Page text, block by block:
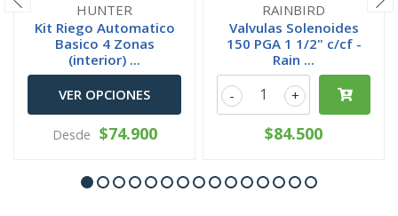
HUNTER
Kit Riego Automatico
Basico 4 Zonas
(interior) ...
VER OPCIONES
Desde $74.900
RAINBIRD
Valvulas Solenoides
150 PGA 1 1/2" c/cf -
Rain ...
+
-
$84.500